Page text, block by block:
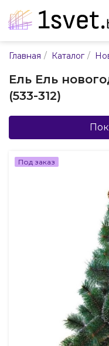
ул.
E-
Главная / Каталог /
Ель Ель
(533-312)
Под заказ